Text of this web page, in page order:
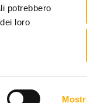
potrebbero
loro
+39